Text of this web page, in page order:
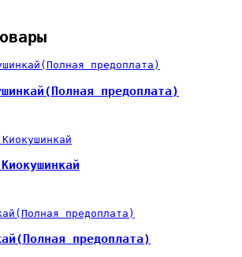
предоплата)
предоплата)